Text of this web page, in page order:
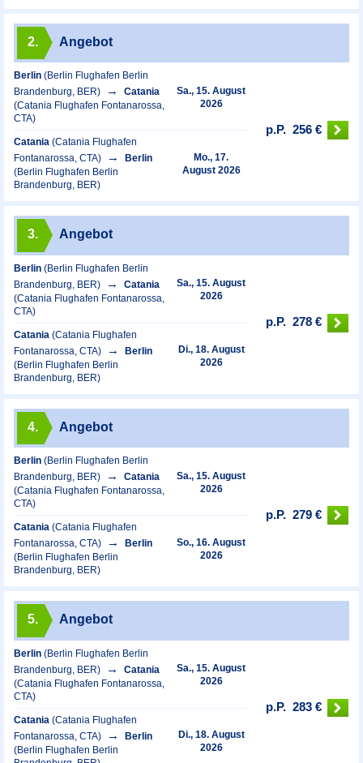
2. Angebot
Berlin (Berlin Flughafen Berlin
Brandenburg, BER)
Catania
(Catania Flughafen Fontanarossa,
CTA)
Sa., 15. August
2026
Catania (Catania Flughafen
Fontanarossa, CTA)
Berlin
(Berlin Flughafen Berlin
Brandenburg, BER)
Mo., 17.
August 2026
p.P. 256 €
3. Angebot
Berlin (Berlin Flughafen Berlin
Brandenburg, BER)
Catania
(Catania Flughafen Fontanarossa,
CTA)
Sa., 15. August
2026
Catania (Catania Flughafen
Fontanarossa, CTA)
Berlin
(Berlin Flughafen Berlin
Brandenburg, BER)
Di., 18. August
2026
p.P. 278 €
4. Angebot
Berlin (Berlin Flughafen Berlin
Brandenburg, BER)
Catania
(Catania Flughafen Fontanarossa,
CTA)
Sa., 15. August
2026
Catania (Catania Flughafen
Fontanarossa, CTA)
Berlin
(Berlin Flughafen Berlin
Brandenburg, BER)
So., 16. August
2026
p.P. 279 €
5. Angebot
Berlin (Berlin Flughafen Berlin
Brandenburg, BER)
Catania
(Catania Flughafen Fontanarossa,
CTA)
Sa., 15. August
2026
Catania (Catania Flughafen
Fontanarossa, CTA)
Berlin
(Berlin Flughafen Berlin
Di., 18. August
2026
p.P. 283 €